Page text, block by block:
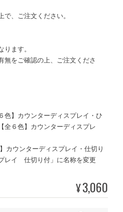
、ご注文ください。
ます。
をご確認の上、ご注文くださ
】カウンターディスプレイ・ひ
全６色】カウンターディスプレ
ウンターディスプレイ・仕切り
レイ 仕切り付」に名称を変更
¥3,060